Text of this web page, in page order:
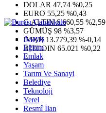
DOLAR 47,74 %0,25
EURO 55,25 %0,43
G.ALTIN6.660,55 %2,59
GÜMÜŞ 98 %3,57
IMKB 13.779,39 %-0,14
BITCOIN 65.021 %0,22
Asayiş
Eğitim
Emlak
Yaşam
Tarım Ve Sanayi
Belediye
Teknoloji
Yerel
Resmî İlan